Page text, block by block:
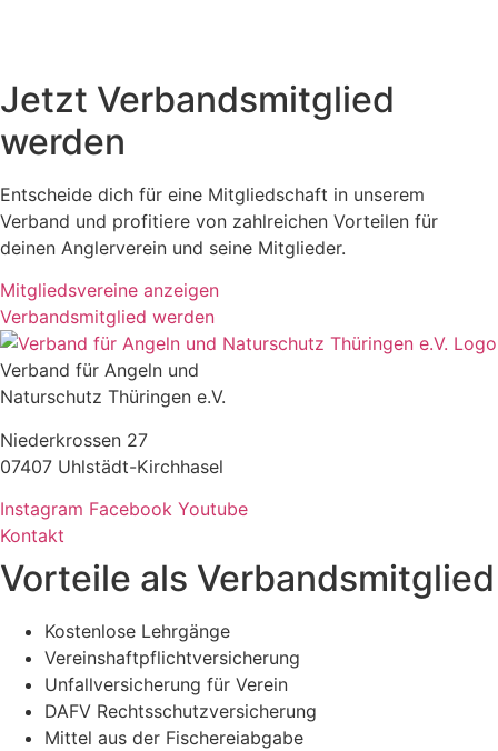
Jetzt Verbandsmitglied
werden
Entscheide dich für eine Mitgliedschaft in unserem
Verband und profitiere von zahlreichen Vorteilen für
deinen Anglerverein und seine Mitglieder.
Mitgliedsvereine anzeigen
Verbandsmitglied werden
Verband für Angeln und
Naturschutz Thüringen e.V.
Niederkrossen 27
07407 Uhlstädt-Kirchhasel
Instagram Facebook Youtube
Kontakt
Vorteile als Verbandsmitglied
Kostenlose Lehrgänge
Vereinshaftpflichtversicherung
Unfallversicherung für Verein
DAFV Rechtsschutzversicherung
Mittel aus der Fischereiabgabe